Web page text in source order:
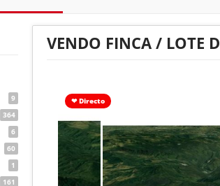
9
364
6
60
1
161
VENDO FINCA / LOTE
❤ Directo